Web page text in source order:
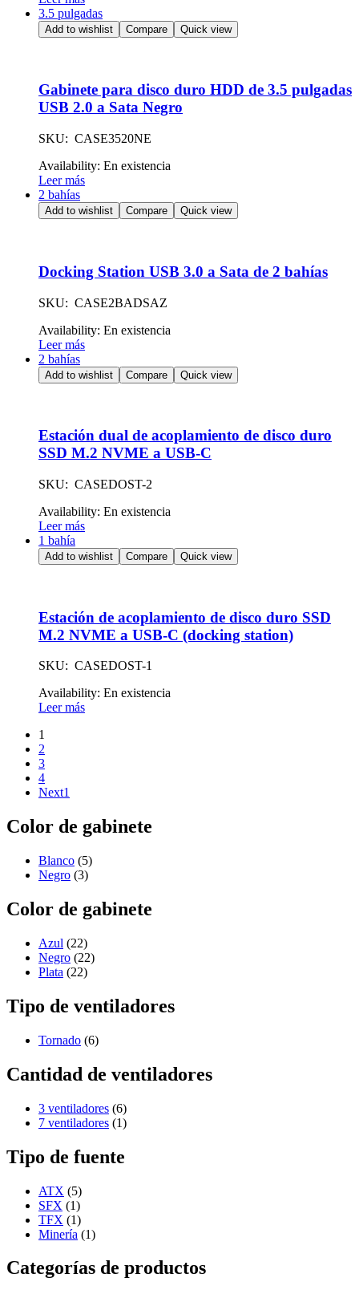
3.5 pulgadas
Add to wishlist Compare Quick view
Gabinete para disco duro HDD de 3.5 pulgadas
USB 2.0 a Sata Negro
SKU: CASE3520NE
Availability: En existencia
Leer más
2 bahías
Add to wishlist Compare Quick view
Docking Station USB 3.0 a Sata de 2 bahías
SKU: CASE2BADSAZ
Availability: En existencia
Leer más
2 bahías
Add to wishlist Compare Quick view
Estación dual de acoplamiento de disco duro
SSD M.2 NVME a USB-C
SKU: CASEDOST-2
Availability: En existencia
Leer más
1 bahía
Add to wishlist Compare Quick view
Estación de acoplamiento de disco duro SSD
M.2 NVME a USB-C (docking station)
SKU: CASEDOST-1
Availability: En existencia
Leer más
1
2
3
4
Next1
Color de gabinete
Blanco (5)
Negro (3)
Color de gabinete
Azul (22)
Negro (22)
Plata (22)
Tipo de ventiladores
Tornado (6)
Cantidad de ventiladores
3 ventiladores (6)
7 ventiladores (1)
Tipo de fuente
ATX (5)
SFX (1)
TFX (1)
Minería (1)
Categorías de productos